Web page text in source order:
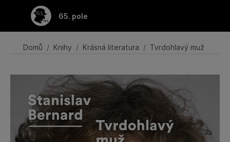
Přeskočit na hlavní obsah
65. pole
Domů Knihy Krásná literatura Tvrdohlavý muž